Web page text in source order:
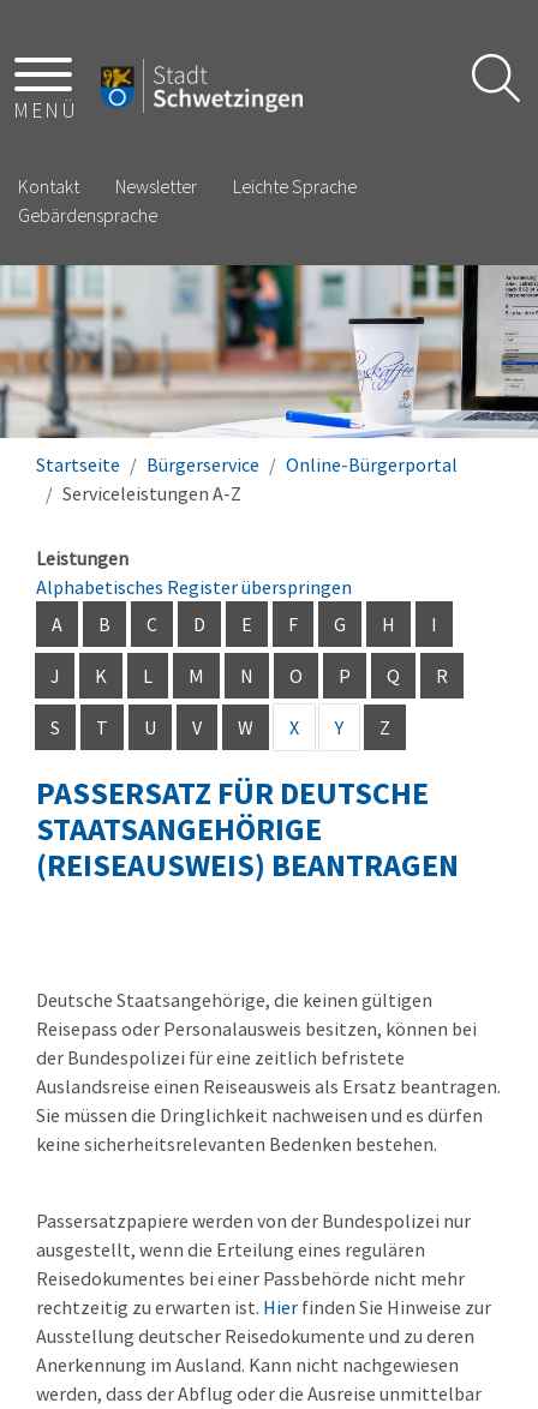
MENÜ
Kontakt Newsletter
Leichte Sprache
Gebärdensprache
Startseite Bürgerservice
Online-Bürgerportal
Serviceleistungen A-Z
Leistungen
Alphabetisches Register überspringen
A
B C D E F G H I
J K L M N O P Q R
S T U V W X Y Z
PASSERSATZ FÜR DEUTSCHE
STAATSANGEHÖRIGE
(REISEAUSWEIS) BEANTRAGEN
Deutsche Staatsangehörige, die keinen gültigen
Reisepass oder Personalausweis besitzen, können bei
der Bundespolizei für eine zeitlich befristete
Auslandsreise einen Reiseausweis als Ersatz beantragen.
Sie müssen die Dringlichkeit nachweisen und es dürfen
keine sicherheitsrelevanten Bedenken bestehen.
Passersatzpapiere werden von der Bundespolizei nur
ausgestellt, wenn die Erteilung eines regulären
Reisedokumentes bei einer Passbehörde nicht mehr
rechtzeitig zu erwarten ist. Hier finden Sie Hinweise zur
Ausstellung deutscher Reisedokumente und zu deren
Anerkennung im Ausland. Kann nicht nachgewiesen
werden, dass der Abflug oder die Ausreise unmittelbar